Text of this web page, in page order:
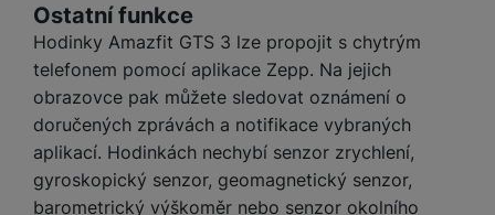
Ostatní funkce
Hodinky Amazfit GTS 3 lze propojit s chytrým
telefonem pomocí aplikace Zepp. Na jejich
obrazovce pak můžete sledovat oznámení o
doručených zprávách a notifikace vybraných
aplikací. Hodinkách nechybí senzor zrychlení,
gyroskopický senzor, geomagnetický senzor,
barometrický výškoměr nebo senzor okolního